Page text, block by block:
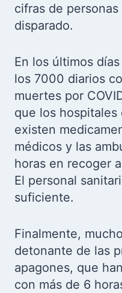
cifras de
disparado.
En los últimos
los 7000 diarios
muertes por
que los hospitales
existen
médicos y las
horas en recoger
El personal
suficiente.
Finalmente,
detonante de las
apagones, que
con más de 6